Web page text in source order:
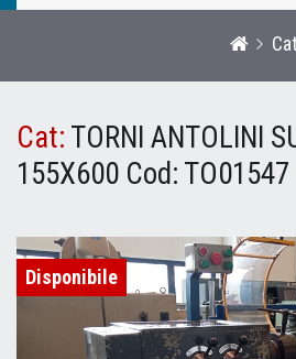
Cat: TORNI ANTOLINI
155X600 Cod: TO01547
Disponibile